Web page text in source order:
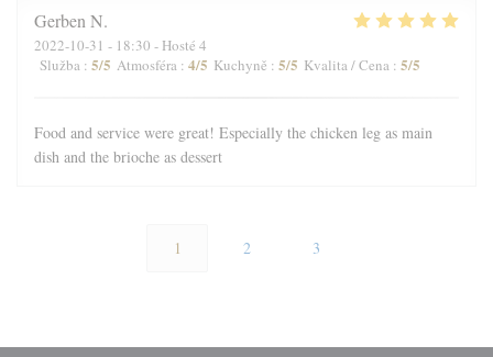
GerbenN
2022-10-31 - 18:30 - Hosté 4
Služba : 5/5 Atmosféra : 4/5 Kuchyně : 5/5 Kvalita / Cena : 5/5
Food and service were great! Especially the chicken leg as main
dish and the brioche as dessert
1 2 3